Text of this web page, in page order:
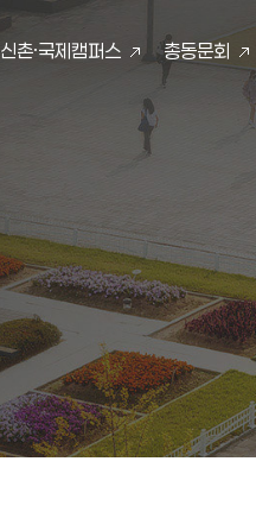
신촌·국제캠퍼스 총동문회